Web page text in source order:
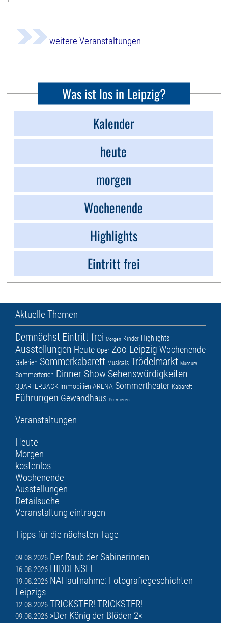
weitere Veranstaltungen
Was ist los in Leipzig?
Kalender
heute
morgen
Wochenende
Highlights
Eintritt frei
Aktuelle Themen
Demnächst Eintritt frei Morgen Kinder Highlights
Ausstellungen Heute Oper Zoo Leipzig Wochenende
Galerien Sommerkabarett Musicals Trödelmarkt Museum
Sommerferien Dinner-Show Sehenswürdigkeiten
QUARTERBACK Immobilien ARENA Sommertheater Kabarett
Führungen Gewandhaus Premieren
Veranstaltungen
Heute
Morgen
kostenlos
Wochenende
Ausstellungen
Detailsuche
Veranstaltung eintragen
Tipps für die nächsten Tage
09.08.2026 Der Raub der Sabinerinnen
16.08.2026 HIDDENSEE
19.08.2026 NAHaufnahme: Fotografiegeschichten
Leipzigs
12.08.2026 TRICKSTER! TRICKSTER!
09.08.2026 »Der König der Blöden 2«